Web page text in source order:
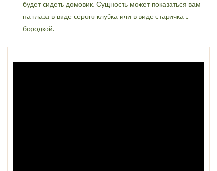
будет сидеть домовик. Сущность может показаться вам
на глаза в виде серого клубка или в виде старичка с
бородкой.